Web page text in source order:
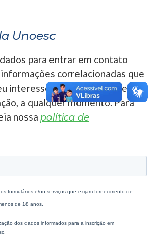
Unoesc
para entrar em contato
correlacionadas que
interesse. Você pode cancelar o
a qualquer momento. Para
nossa política de